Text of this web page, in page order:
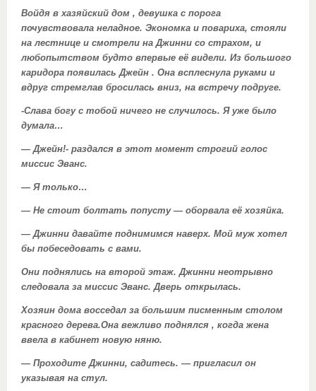
Войдя в хазяйский дом , девушка с порога
почувствовала неладное. Экономка и повариха, стояли
на лестнице и смотрели на Джинни со страхом, и
любопытством будто впервые её видели. Из большого
каридора появилась Джейн . Она всплеснула руками и
вдруг стремглав бросилась вниз, на встречу подруге.
-Слава богу с тобой ничего не случилось. Я уже было
думала…
— Джейн!- раздался в этот момент строгий голос
миссис Эванс.
— Я только…
— Не стоит болтать попусту — оборвала её хозяйка.
— Джинни давайте поднимимся наверх. Мой муж хотел
бы побеседовать с вами.
Они поднялись на второй этаж. Джинни неотрывно
следовала за миссис Эванс. Дверь открылась.
Хозяин дома восседал за большим писменным столом
красного дерева.Она вежливо поднялся , когда жена
ввела в кабинет новую няню.
— Проходите Джинни, садитесь. — пригласил он
указывая на стул.